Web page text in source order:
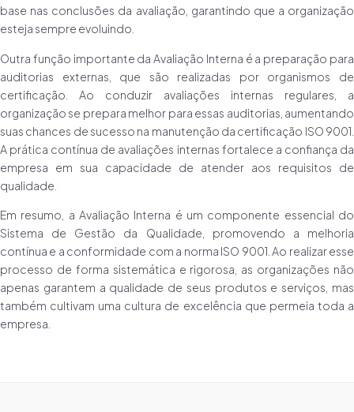
base nas conclusões da avaliação, garantindo que a organização
esteja sempre evoluindo.
Outra função importante da Avaliação Interna é a preparação para
auditorias externas, que são realizadas por organismos de
certificação. Ao conduzir avaliações internas regulares, a
organização se prepara melhor para essas auditorias, aumentando
suas chances de sucesso na manutenção da certificação ISO 9001.
A prática contínua de avaliações internas fortalece a confiança da
empresa em sua capacidade de atender aos requisitos de
qualidade.
Em resumo, a Avaliação Interna é um componente essencial do
Sistema de Gestão da Qualidade, promovendo a melhoria
contínua e a conformidade com a norma ISO 9001. Ao realizar esse
processo de forma sistemática e rigorosa, as organizações não
apenas garantem a qualidade de seus produtos e serviços, mas
também cultivam uma cultura de excelência que permeia toda a
empresa.